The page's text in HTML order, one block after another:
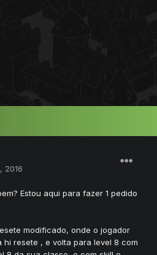
2016
Estou aqui para fazer 1 pedido
modificado, onde o jogador
hi resete , e volta para level 8 com